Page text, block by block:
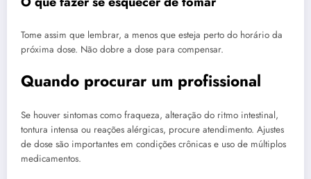
Tome assim que lembrar, a menos que esteja perto do horário da
próxima dose. Não dobre a dose para compensar.
Quando procurar um profissional
Se houver sintomas como fraqueza, alteração do ritmo intestinal,
tontura intensa ou reações alérgicas, procure atendimento. Ajustes
de dose são importantes em condições crônicas e uso de múltiplos
medicamentos.